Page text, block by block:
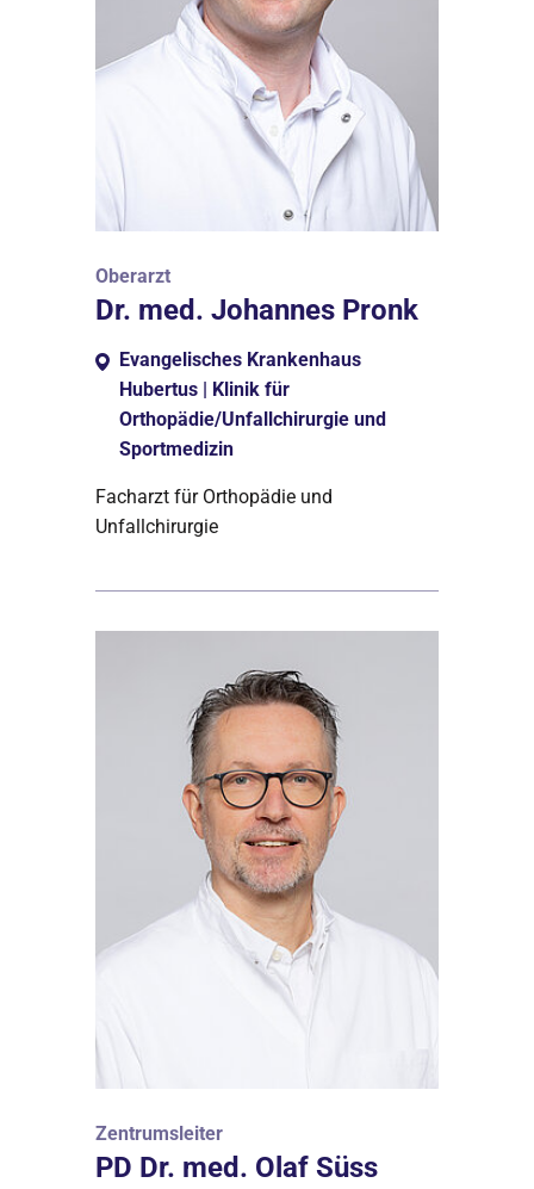
Oberarzt
Dr. med. Johannes Pronk
Evangelisches Krankenhaus
Hubertus | Klinik für
Orthopädie/Unfallchirurgie und
Sportmedizin
Facharzt für Orthopädie und
Unfallchirurgie
Zentrumsleiter
PD Dr. med. Olaf Süss